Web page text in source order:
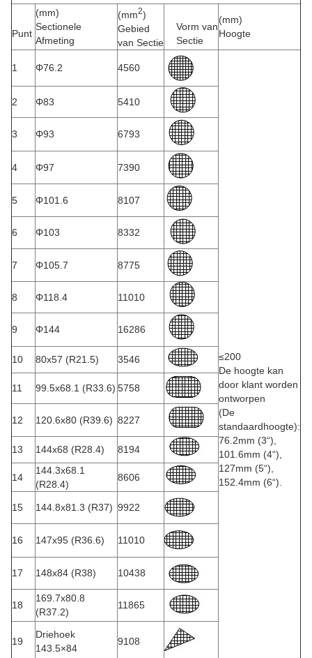
Punt
(mm)
Sectionele
Afmeting
(mm2)
Gebied
van Sectie
Vorm van
Sectie
(mm)
Hoogte
1 Φ76.2 4560
≤200
De hoogte kan
door klant worden
ontworpen
(De
standaardhoogte):
76.2mm (3“),
101.6mm (4“),
127mm (5“),
152.4mm (6“).
2 Φ83 5410
3 Φ93 6793
4 Φ97 7390
5 Φ101.6 8107
6 Φ103 8332
7 Φ105.7 8775
8 Φ118.4 11010
9 Φ144 16286
10 80x57 (R21.5) 3546
11 99.5x68.1 (R33.6) 5758
12 120.6x80 (R39.6) 8227
13 144x68 (R28.4) 8194
14
144.3x68.1
(R28.4)
8606
15 144.8x81.3 (R37) 9922
16 147x95 (R36.6) 11010
17 148x84 (R38) 10438
18
169.7x80.8
(R37.2)
11865
19
Driehoek
143.5×84
9108